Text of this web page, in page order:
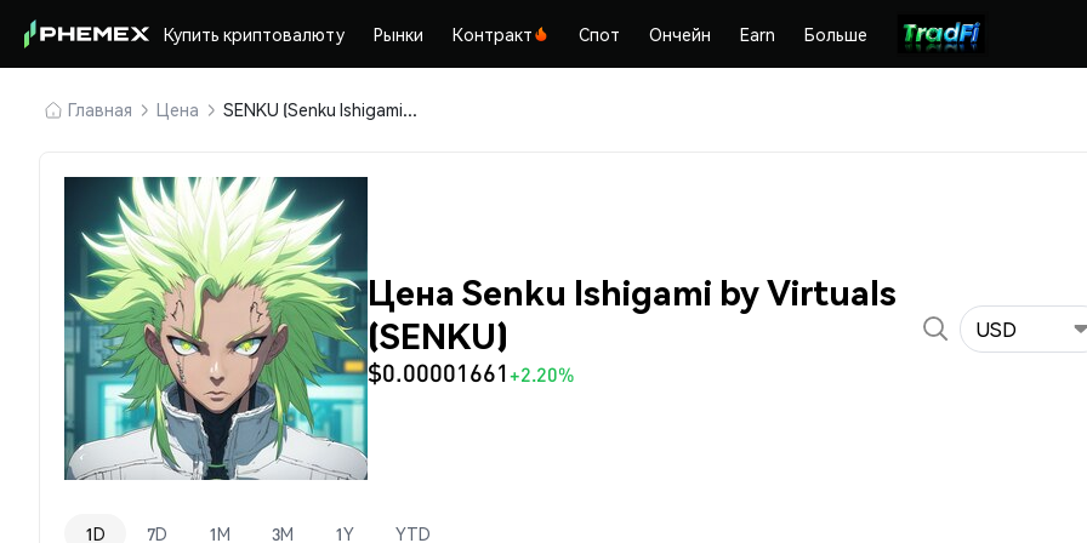
Купить криптовалюту Рынки Контракт Спот Ончейн Earn Больше
Главная Цена SENKU (Senku Ishigami by Virtuals)
Цена Senku Ishigami by Virtuals
(SENKU)
$0.00001661+2.20%
USD
1D 7D 1M 3M 1Y YTD